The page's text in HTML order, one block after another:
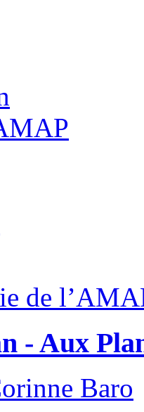
de
- Aux
Baro